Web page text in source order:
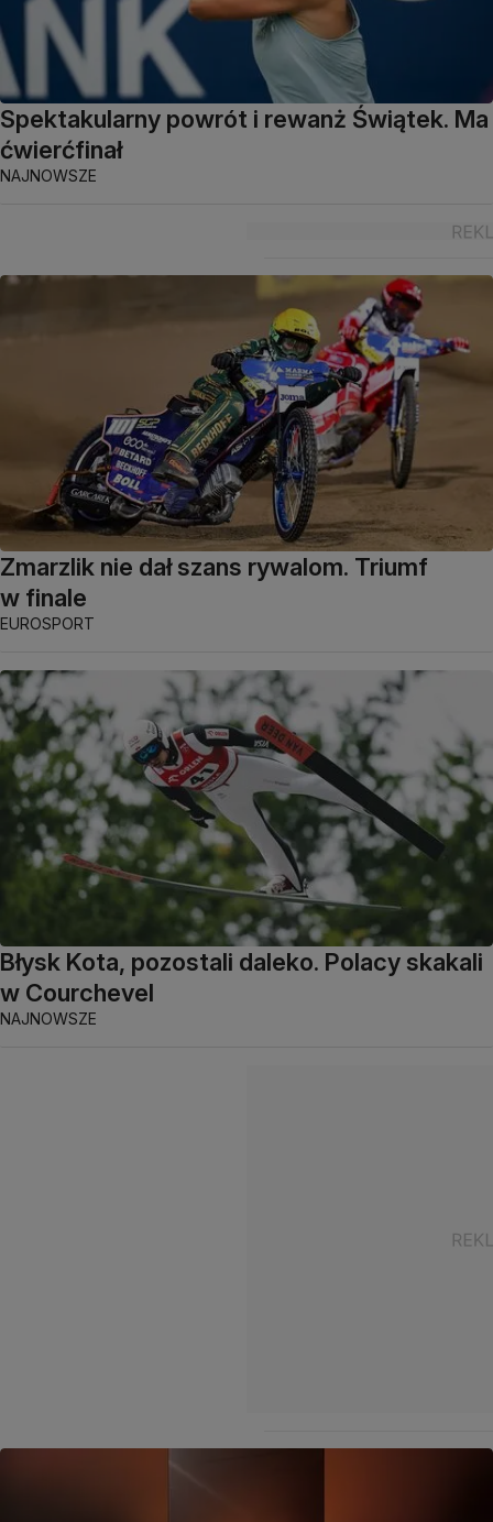
Spektakularny powrót i rewanż Świątek. Ma
ćwierćfinał
NAJNOWSZE
Zmarzlik nie dał szans rywalom. Triumf
w finale
EUROSPORT
Błysk Kota, pozostali daleko. Polacy skakali
w Courchevel
NAJNOWSZE